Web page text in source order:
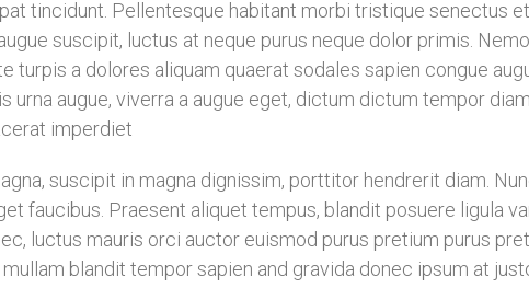
tincidunt. Pellentesque habitant morbi tristique senectus
suscipit, luctus at neque purus neque dolor primis.
turpis a dolores aliquam quaerat sodales sapien congue
urna augue, viverra a augue eget, dictum dictum tempor
imperdiet
suscipit in magna dignissim, porttitor hendrerit diam.
faucibus. Praesent aliquet tempus, blandit posuere ligula
luctus mauris orci auctor euismod purus pretium purus
blandit tempor sapien and gravida donec ipsum at